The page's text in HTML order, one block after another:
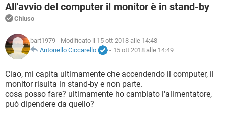
INSTAGRAM WHATSAPP
TIKTOK
HARDWARE
iOS
INSTAGRAM
TIKTOK FACEBOOK
COVID-19 GAMING
INTRATTENIMENTO
iOS WINDOWS 10
INSTAGRAM
TIKTOK FACEBOOK
HARDWARE
FORUM
COVID-19
INTRATTENIMENTO ANDROID
INSTAGRAM WHATSAPP
TIKTOK
GLOSSARIO
COVID-19
INTRATTENIMENTO ANDROID
iOS WINDOWS 10
INSTAGRAM
All'avvio del computer il monitor è in stand-by
Chiuso
bart1979 - Modificato il 15 ott 2018 alle 14:48
Antonello Ciccarello
- 15 ott 2018 alle 14:49
Ciao, mi capita ultimamente che accendendo il computer, il
monitor risulta in stand-by e non parte.
cosa posso fare? ultimamente ho cambiato l'alimentatore,
può dipendere da quello?